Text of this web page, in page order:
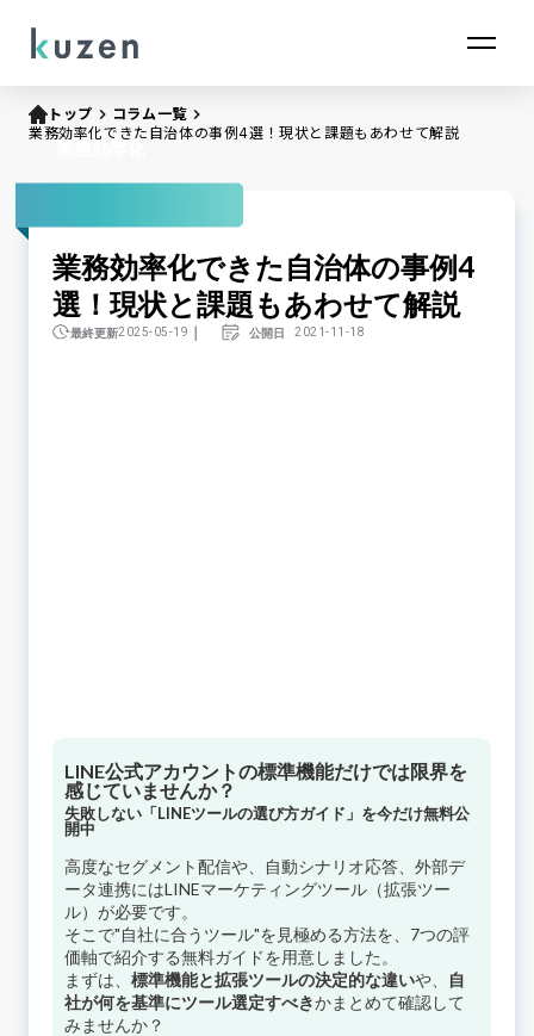
トップ keyboard_arrow_right コラム一覧keyboard_arrow_right
業務効率化できた自治体の事例4選！現状と課題もあわせて解説
業務効率化できた自治体の事例4
選！現状と課題もあわせて解説
最終更新2025-05-19 ｜ 公開日 2021-11-18
LINE公式アカウントの標準機能だけでは限界を
感じていませんか？
失敗しない「LINEツールの選び方ガイド」を今だけ無料公
開中
高度なセグメント配信や、自動シナリオ応答、外部デ
ータ連携にはLINEマーケティングツール（拡張ツー
ル）が必要です。
そこで"自社に合うツール"を見極める方法を、7つの評
価軸で紹介する無料ガイドを用意しました。
まずは、 標準機能と拡張ツールの決定的な違いや、
自
社が何を基準にツール選定すべきかまとめて確認して
みませんか？